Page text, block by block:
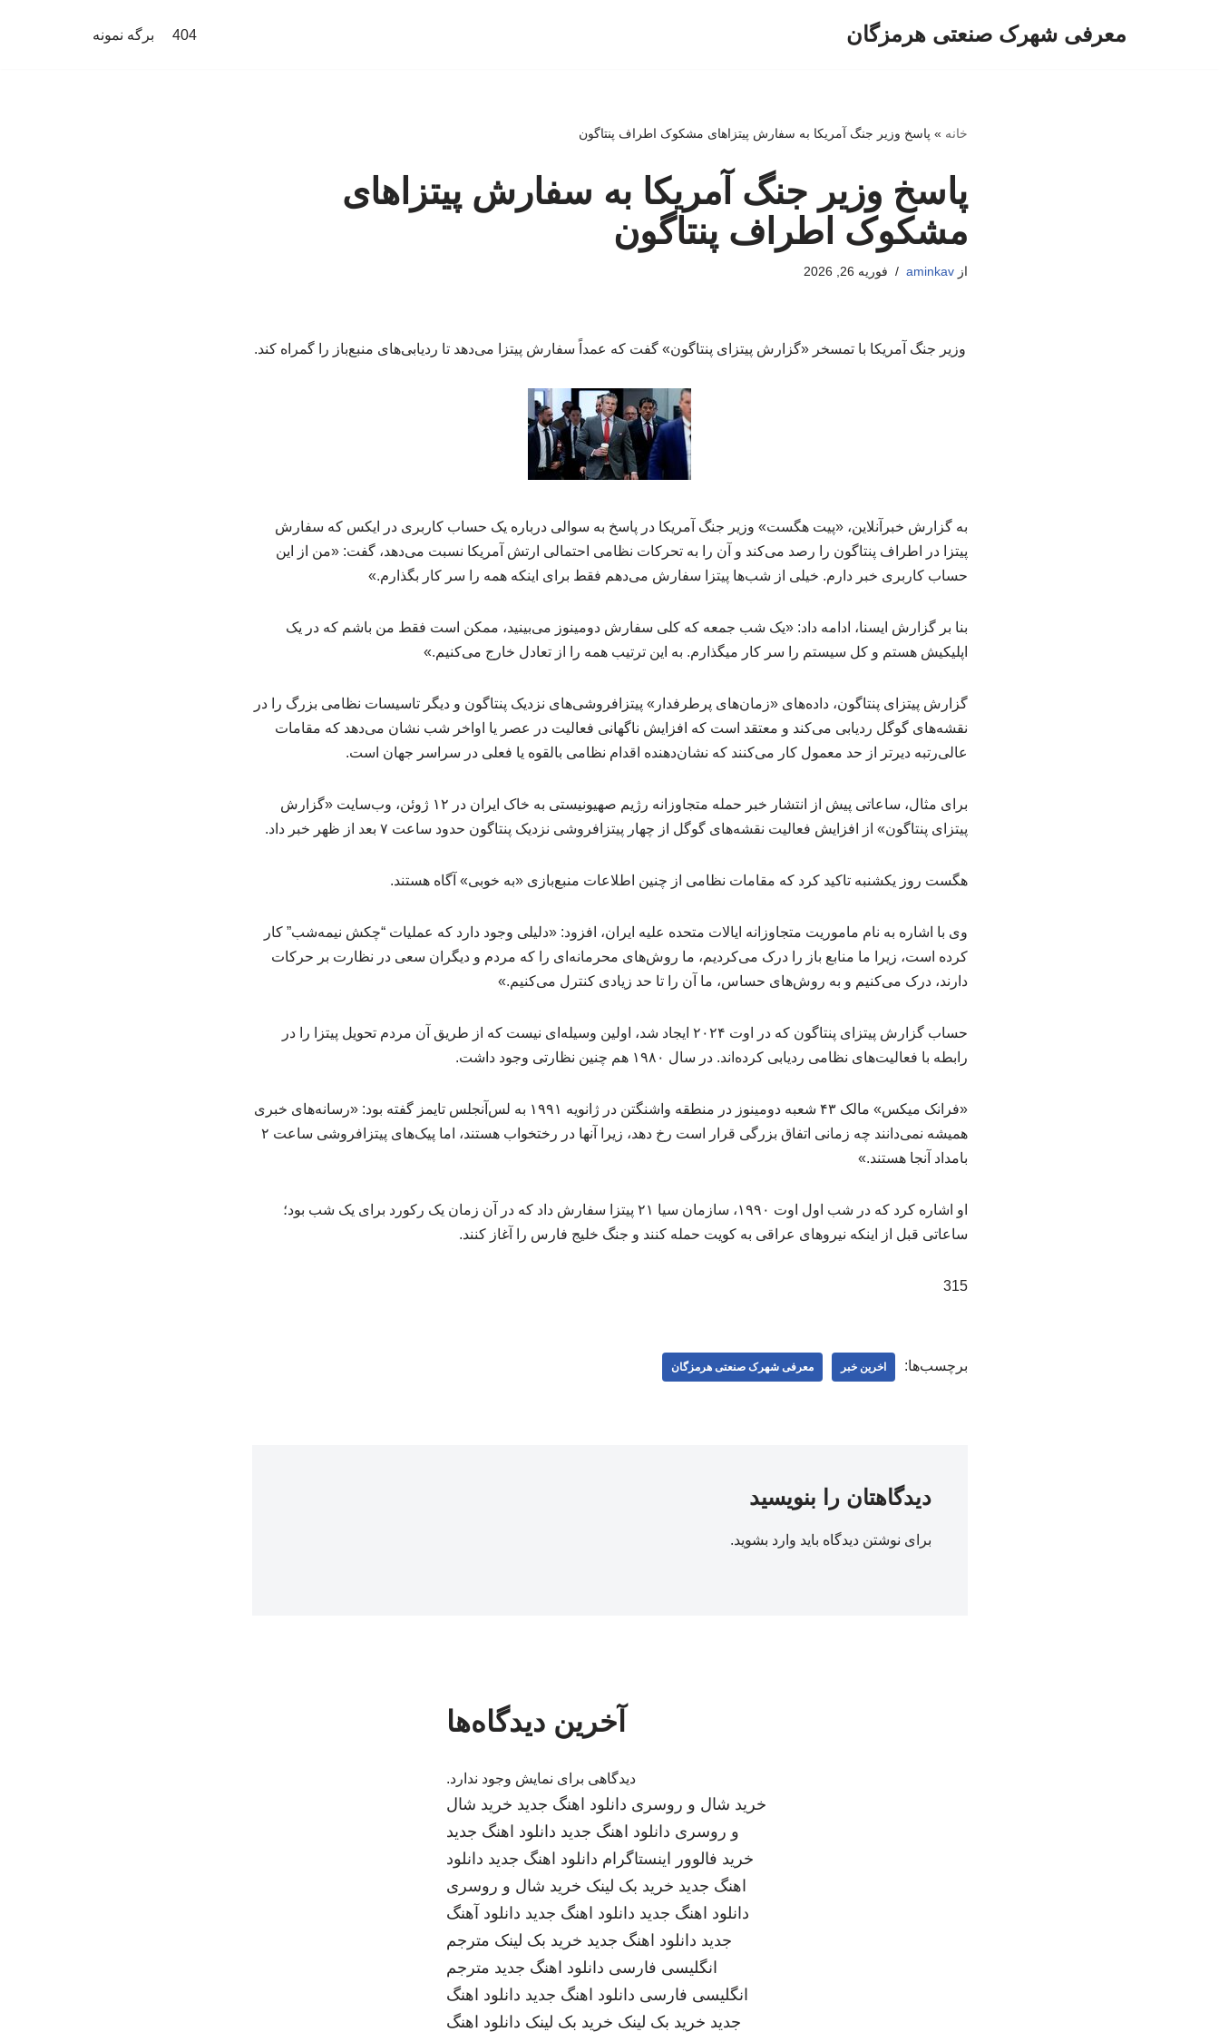
معرفی شهرک صنعتی هرمزگان 404 برگه نمونه
خانه » پاسخ وزیر جنگ آمریکا به سفارش پیتزاهای مشکوک اطراف پنتاگون
پاسخ وزیر جنگ آمریکا به سفارش پیتزاهای
مشکوک اطراف پنتاگون
ازaminkav فوریه 26, 2026
وزیر جنگ آمریکا با تمسخر «گزارش پیتزای پنتاگون» گفت که عمداً سفارش پیتزا می‌دهد تا ردیابی‌های منبع‌باز را گمراه کند.
به گزارش خبرآنلاین، «پیت هگست» وزیر جنگ آمریکا در پاسخ به سوالی درباره یک حساب کاربری در ایکس که سفارش
پیتزا در اطراف پنتاگون را رصد می‌کند و آن را به تحرکات نظامی احتمالی ارتش آمریکا نسبت می‌دهد، گفت: «من از این
حساب کاربری خبر دارم. خیلی از شب‌ها پیتزا سفارش می‌دهم فقط برای اینکه همه را سر کار بگذارم.»
بنا بر گزارش ایسنا، ادامه داد: «یک شب جمعه که کلی سفارش دومینوز می‌بینید، ممکن است فقط من باشم که در یک
اپلیکیش هستم و کل سیستم را سر کار میگذارم. به این ترتیب همه را از تعادل خارج می‌کنیم.»
گزارش پیتزای پنتاگون، داده‌های «زمان‌های پرطرفدار» پیتزافروشی‌های نزدیک پنتاگون و دیگر تاسیسات نظامی بزرگ را در
نقشه‌های گوگل ردیابی می‌کند و معتقد است که افزایش ناگهانی فعالیت در عصر یا اواخر شب نشان می‌دهد که مقامات
عالی‌رتبه دیرتر از حد معمول کار می‌کنند که نشان‌دهنده اقدام نظامی بالقوه یا فعلی در سراسر جهان است.
برای مثال، ساعاتی پیش از انتشار خبر حمله متجاوزانه رژیم صهیونیستی به خاک ایران در ۱۲ ژوئن، وب‌سایت «گزارش
پیتزای پنتاگون» از افزایش فعالیت نقشه‌های گوگل از چهار پیتزافروشی نزدیک پنتاگون حدود ساعت ۷ بعد از ظهر خبر داد.
هگست روز یکشنبه تاکید کرد که مقامات نظامی از چنین اطلاعات منبع‌بازی «به خوبی» آگاه هستند.
وی با اشاره به نام ماموریت متجاوزانه ایالات متحده علیه ایران، افزود: «دلیلی وجود دارد که عملیات “چکش نیمه‌شب” کار
کرده است، زیرا ما منابع باز را درک می‌کردیم، ما روش‌های محرمانه‌ای را که مردم و دیگران سعی در نظارت بر حرکات
دارند، درک می‌کنیم و به روش‌های حساس، ما آن را تا حد زیادی کنترل می‌کنیم.»
حساب گزارش پیتزای پنتاگون که در اوت ۲۰۲۴ ایجاد شد، اولین وسیله‌ای نیست که از طریق آن مردم تحویل پیتزا را در
رابطه با فعالیت‌های نظامی ردیابی کرده‌اند. در سال ۱۹۸۰ هم چنین نظارتی وجود داشت.
«فرانک میکس» مالک ۴۳ شعبه دومینوز در منطقه واشنگتن در ژانویه ۱۹۹۱ به لس‌آنجلس تایمز گفته بود: «رسانه‌های خبری
همیشه نمی‌دانند چه زمانی اتفاق بزرگی قرار است رخ دهد، زیرا آنها در رختخواب هستند، اما پیک‌های پیتزافروشی ساعت ۲
بامداد آنجا هستند.»
او اشاره کرد که در شب اول اوت ۱۹۹۰، سازمان سیا ۲۱ پیتزا سفارش داد که در آن زمان یک رکورد برای یک شب بود؛
ساعاتی قبل از اینکه نیروهای عراقی به کویت حمله کنند و جنگ خلیج فارس را آغاز کنند.
315
برچسب‌ها: اخرین خبر معرفی شهرک صنعتی هرمزگان
دیدگاهتان را بنویسید
برای نوشتن دیدگاه باید وارد بشوید.
آخرین دیدگاه‌ها
دیدگاهی برای نمایش وجود ندارد.
خرید شال و روسری دانلود اهنگ جدید خرید شال
و روسری دانلود اهنگ جدید دانلود اهنگ جدید
خرید فالوور اینستاگرام دانلود اهنگ جدید دانلود
اهنگ جدید خرید بک لینک خرید شال و روسری
دانلود اهنگ جدید دانلود اهنگ جدید دانلود آهنگ
جدید دانلود اهنگ جدید خرید بک لینک مترجم
انگلیسی فارسی دانلود اهنگ جدید مترجم
انگلیسی فارسی دانلود اهنگ جدید دانلود اهنگ
جدید خرید بک لینک خرید بک لینک دانلود اهنگ